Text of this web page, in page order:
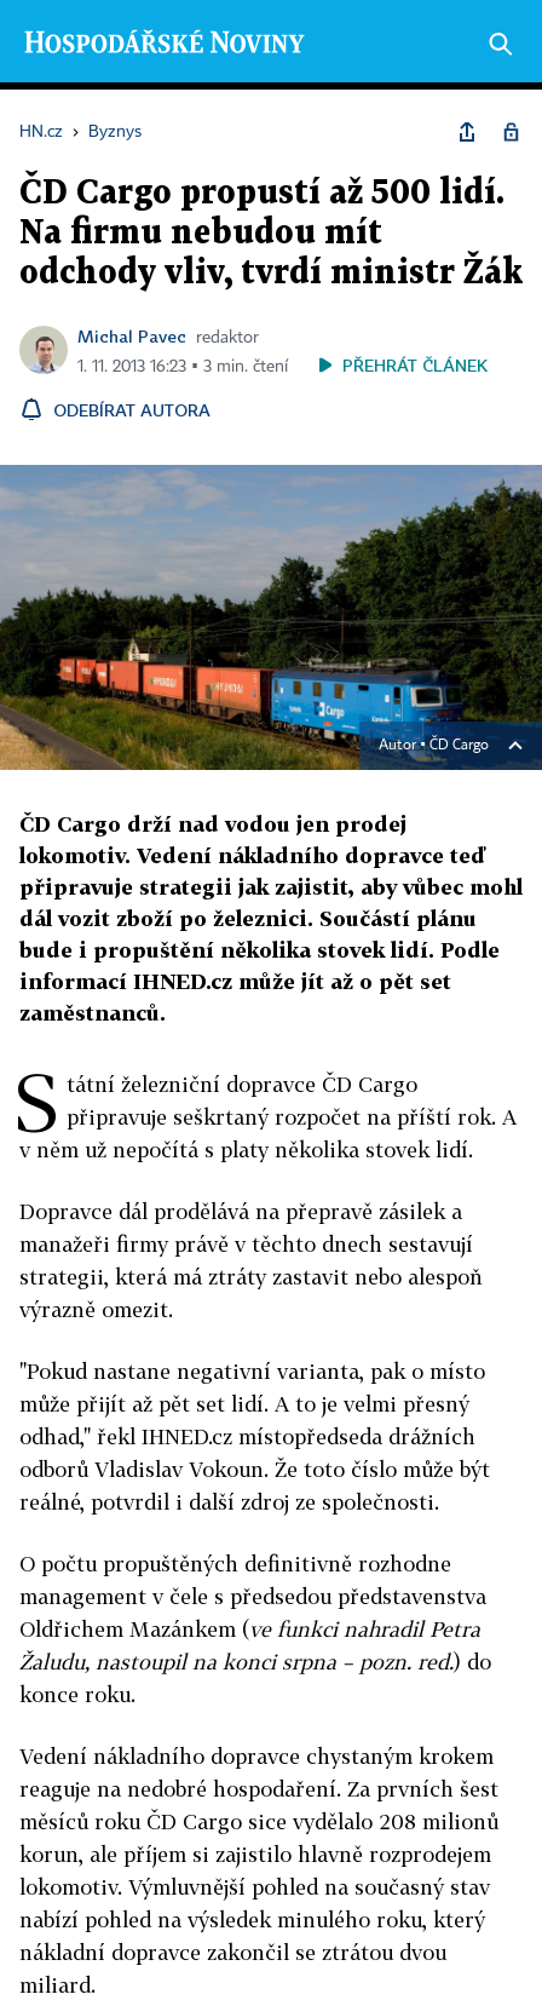
HN.cz › Byznys
ČD Cargo propustí až 500 lidí.
Na firmu nebudou mít
odchody vliv, tvrdí ministr Žák
Michal Pavec
redaktor
1. 11. 2013 16:23 ▪ 3 min. čtení
PŘEHRÁT ČLÁNEK
ODEBÍRAT AUTORA
Autor ▪ČD Cargo
ČD Cargo drží nad vodou jen prodej
lokomotiv. Vedení nákladního dopravce teď
připravuje strategii jak zajistit, aby vůbec mohl
dál vozit zboží po železnici. Součástí plánu
bude i propuštění několika stovek lidí. Podle
informací IHNED.cz může jít až o pět set
zaměstnanců.
S tátní železniční dopravce ČD Cargo
připravuje seškrtaný rozpočet na příští rok. A
v něm už nepočítá s platy několika stovek lidí.
Dopravce dál prodělává na přepravě zásilek a
manažeři firmy právě v těchto dnech sestavují
strategii, která má ztráty zastavit nebo alespoň
výrazně omezit.
"Pokud nastane negativní varianta, pak o místo
může přijít až pět set lidí. A to je velmi přesný
odhad," řekl IHNED.cz místopředseda drážních
odborů Vladislav Vokoun. Že toto číslo může být
reálné, potvrdil i další zdroj ze společnosti.
O počtu propuštěných definitivně rozhodne
management v čele s předsedou představenstva
Oldřichem Mazánkem (ve funkci nahradil Petra
Žaludu, nastoupil na konci srpna – pozn. red.) do
konce roku.
Vedení nákladního dopravce chystaným krokem
reaguje na nedobré hospodaření. Za prvních šest
měsíců roku ČD Cargo sice vydělalo 208 milionů
korun, ale příjem si zajistilo hlavně rozprodejem
lokomotiv. Výmluvnější pohled na současný stav
nabízí pohled na výsledek minulého roku, který
nákladní dopravce zakončil se ztrátou dvou
miliard.